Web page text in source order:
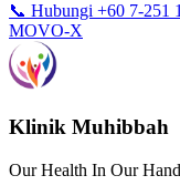
📞 Hubungi +60 7-251
MOVO-X
Klinik Muhibbah
Our Health In Our Hand